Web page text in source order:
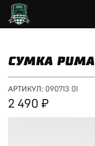
СУМКА PUMA
АРТИКУЛ: 090713 01
2 490